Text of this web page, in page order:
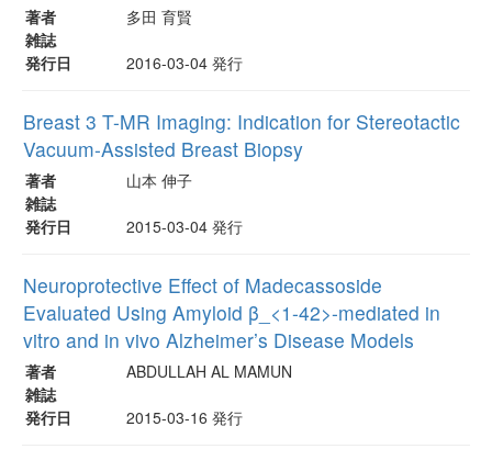
著者
多田 育賢
雑誌
発行日
2016-03-04 発行
Breast 3 T-MR Imaging: Indication for Stereotactic
Vacuum-Assisted Breast Biopsy
著者
山本 伸子
雑誌
発行日
2015-03-04 発行
Neuroprotective Effect of Madecassoside
Evaluated Using Amyloid β_<1-42>-mediated in
vitro and in vivo Alzheimer’s Disease Models
著者
ABDULLAH AL MAMUN
雑誌
発行日
2015-03-16 発行